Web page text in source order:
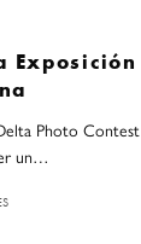
Photo
un…